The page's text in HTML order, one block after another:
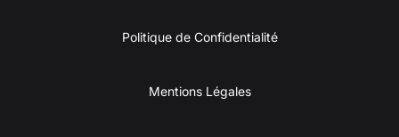
Politique de Confidentialité
Mentions Légales